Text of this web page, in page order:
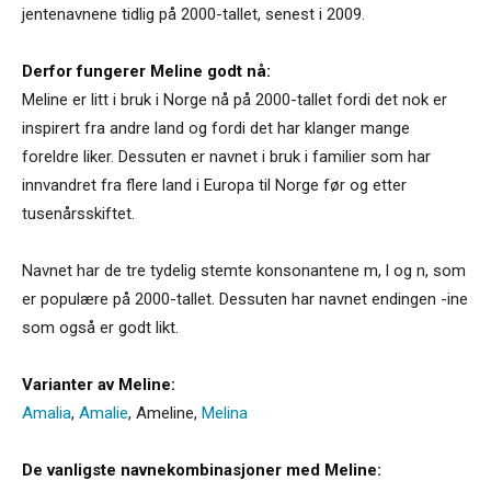
jentenavnene tidlig på 2000-tallet, senest i 2009.
Derfor fungerer Meline godt nå:
Meline er litt i bruk i Norge nå på 2000-tallet fordi det nok er
inspirert fra andre land og fordi det har klanger mange
foreldre liker. Dessuten er navnet i bruk i familier som har
innvandret fra flere land i Europa til Norge før og etter
tusenårsskiftet.
Navnet har de tre tydelig stemte konsonantene m, l og n, som
er populære på 2000-tallet. Dessuten har navnet endingen -ine
som også er godt likt.
Varianter av Meline:
Amalia, Amalie, Ameline, Melina
De vanligste navnekombinasjoner med Meline: